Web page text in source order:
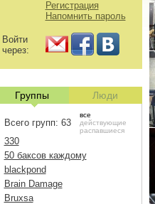
Регистрация
Напомнить пароль
Войти
через:
Группы Люди
Всего групп: 63
все
действующие
распавшиеся
330
50 баксов каждому
blackpond
Brain Damage
Bruxsa